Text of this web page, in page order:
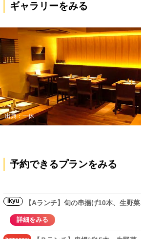
ギャラリーをみる
出典：一休
予約できるプランをみる
ikyu 【Aランチ】旬の串揚げ10本、生野
詳細をみる